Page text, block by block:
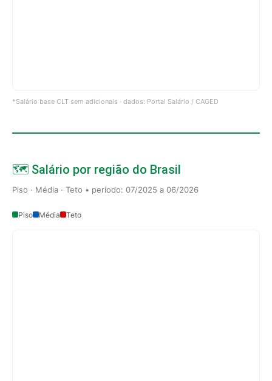
*Salário base CLT sem adicionais · dados: Portal Salário / CAGED
🗺️ Salário por região do Brasil
Piso · Média · Teto • período: 07/2025 a 06/2026
Piso Média Teto